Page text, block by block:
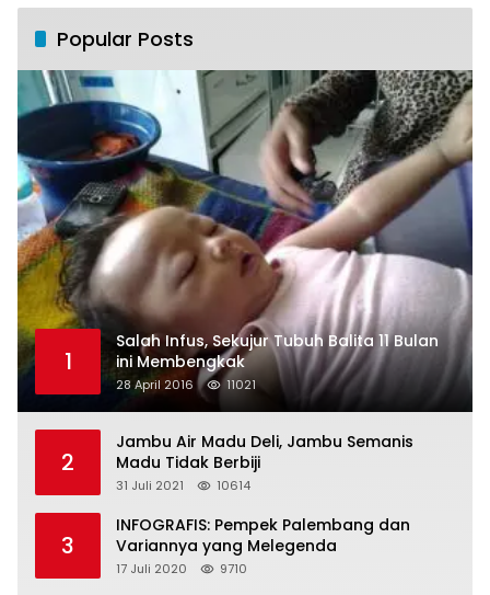
Popular Posts
1
Salah Infus, Sekujur Tubuh Balita 11 Bulan
ini Membengkak
28 April 2016 11021
2
Jambu Air Madu Deli, Jambu Semanis
Madu Tidak Berbiji
31 Juli 2021 10614
3
INFOGRAFIS: Pempek Palembang dan
Variannya yang Melegenda
17 Juli 2020 9710